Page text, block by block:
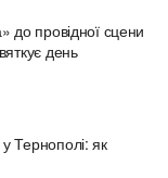
до провідної сцени
день
Тернополі: як